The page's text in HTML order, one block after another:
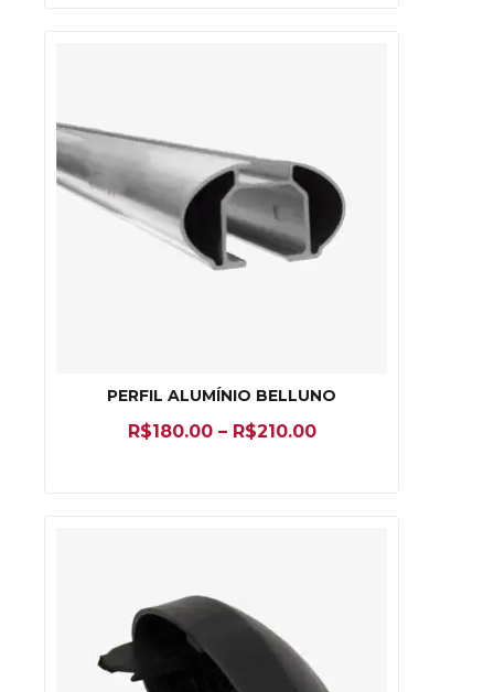
PERFIL ALUMÍNIO BELLUNO
R$180.00 – R$210.00